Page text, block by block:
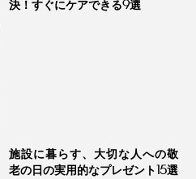
決！すぐにケアできる9選
施設に暮らす、大切な人への敬
老の日の実用的なプレゼント15選